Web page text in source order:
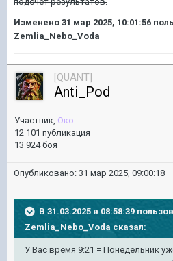
Изменено 31 мар 2025, 10:01:56
Zemlia_Nebo_Voda
[QUANT]
Anti_Pod
Участник, Око
12 101 публикация
13 924 боя
Опубликовано: 31 мар 2025, 09:00:18
В 31.03.2025 в 08:58:39
Zemlia_Nebo_Voda сказал:
У Вас время 9:21 = Понедельник